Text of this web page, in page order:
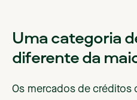
Uma categoria
diferente da
Os mercados de créditos